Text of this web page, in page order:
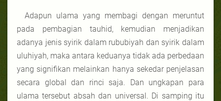
Adapun ulama yang membagi dengan meruntut
pada pembagian tauhid, kemudian menjadikan
adanya jenis syirik dalam rububiyah dan syirik dalam
uluhiyah, maka antara keduanya tidak ada perbedaan
yang signifikan melainkan hanya sekedar penjelasan
secara global dan rinci saja. Dan ungkapan para
ulama tersebut absah dan universal. Di samping itu